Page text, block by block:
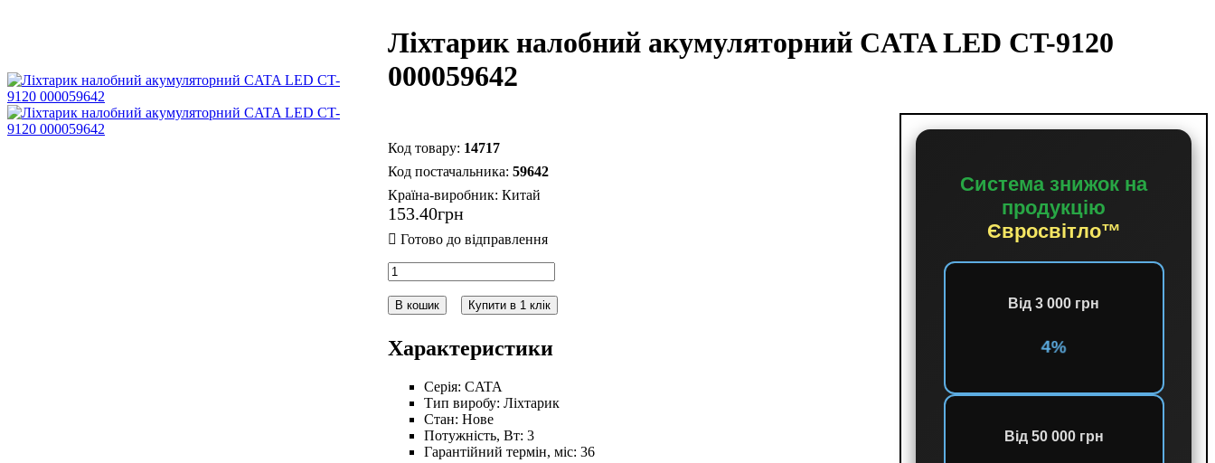
Ліхтарик налобний акумуляторний CATA LED CT-9120
000059642
14717
59642
Країна-виробник: Китай
153.40грн
В кошик Купити в 1 клік
Характеристики
Серія: CATA
Тип виробу: Ліхтарик
Стан: Нове
Потужність, Вт: 3
Гарантійний термін, міс: 36
Система знижок на
продукцію
Євросвітло™
Від 3 000 грн
4%
Від 50 000 грн